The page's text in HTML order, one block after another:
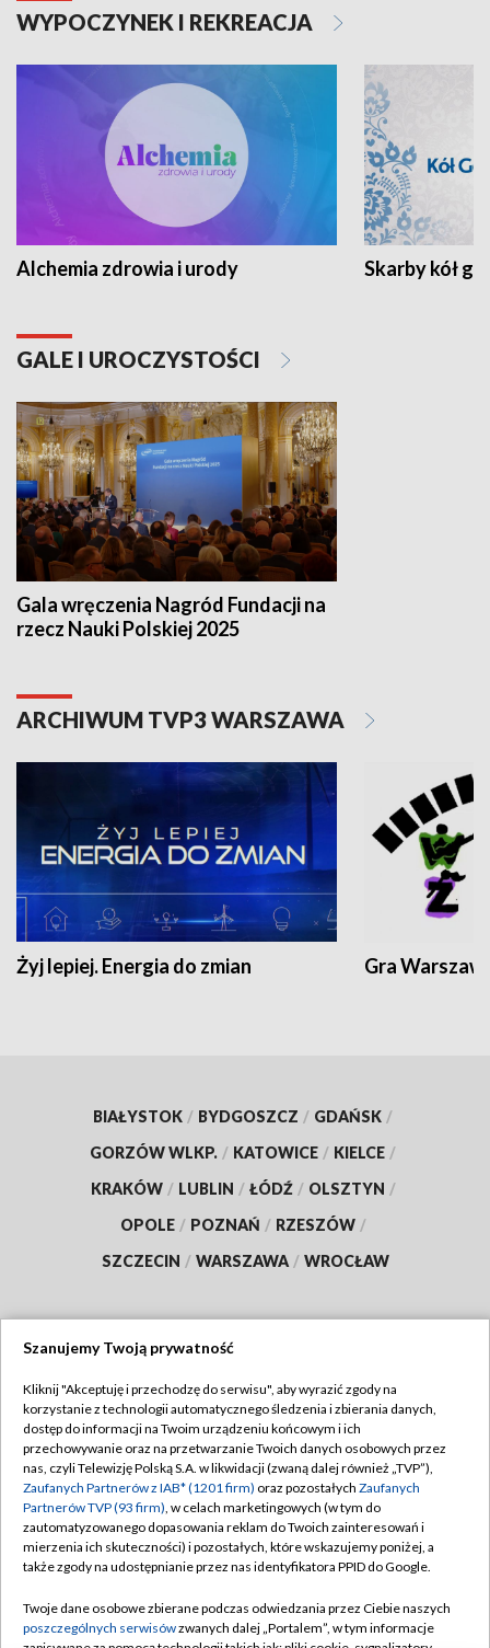
WYPOCZYNEK I REKREACJA
Alchemia zdrowia i urody Skarby kół
GALE I UROCZYSTOŚCI
Gala wręczenia Nagród Fundacji na
rzecz Nauki Polskiej 2025
ARCHIWUM TVP3 WARSZAWA
Żyj lepiej. Energia do zmian Gra
BIAŁYSTOK / BYDGOSZCZ / GDAŃSK /
GORZÓW WLKP. / KATOWICE / KIELCE /
KRAKÓW / LUBLIN / ŁÓDŹ / OLSZTYN /
OPOLE / POZNAŃ / RZESZÓW /
SZCZECIN / WARSZAWA / WROCŁAW
TVP
Abonament TVP
Emisja w TVP
Centrum informacji TVP
Naziemna Telewizja Cyfrowa
Rada Programowa
Regulamin TVP
Polityka prywatności
Moje zgody
Pomoc
Kontakt
Szanujemy Twoją prywatność
Kliknij "Akceptuję i przechodzę do serwisu", aby wyrazić zgody na
korzystanie z technologii automatycznego śledzenia i zbierania danych,
dostęp do informacji na Twoim urządzeniu końcowym i ich
przechowywanie oraz na przetwarzanie Twoich danych osobowych przez
nas, czyli Telewizję Polską S.A. w likwidacji (zwaną dalej również „TVP”),
Zaufanych Partnerów z IAB* (1201 firm) oraz pozostałych Zaufanych
Partnerów TVP (93 firm), w celach marketingowych (w tym do
zautomatyzowanego dopasowania reklam do Twoich zainteresowań i
mierzenia ich skuteczności) i pozostałych, które wskazujemy poniżej, a
także zgody na udostępnianie przez nas identyfikatora PPID do Google.
Twoje dane osobowe zbierane podczas odwiedzania przez Ciebie naszych
poszczególnych serwisówzwanych dalej „Portalem”, w tym informacje